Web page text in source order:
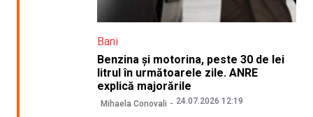
Bani
Benzina și motorina, peste 30 de lei
litrul în următoarele zile. ANRE
explică majorările
Mihaela Conovali 24.07.2026 12:19